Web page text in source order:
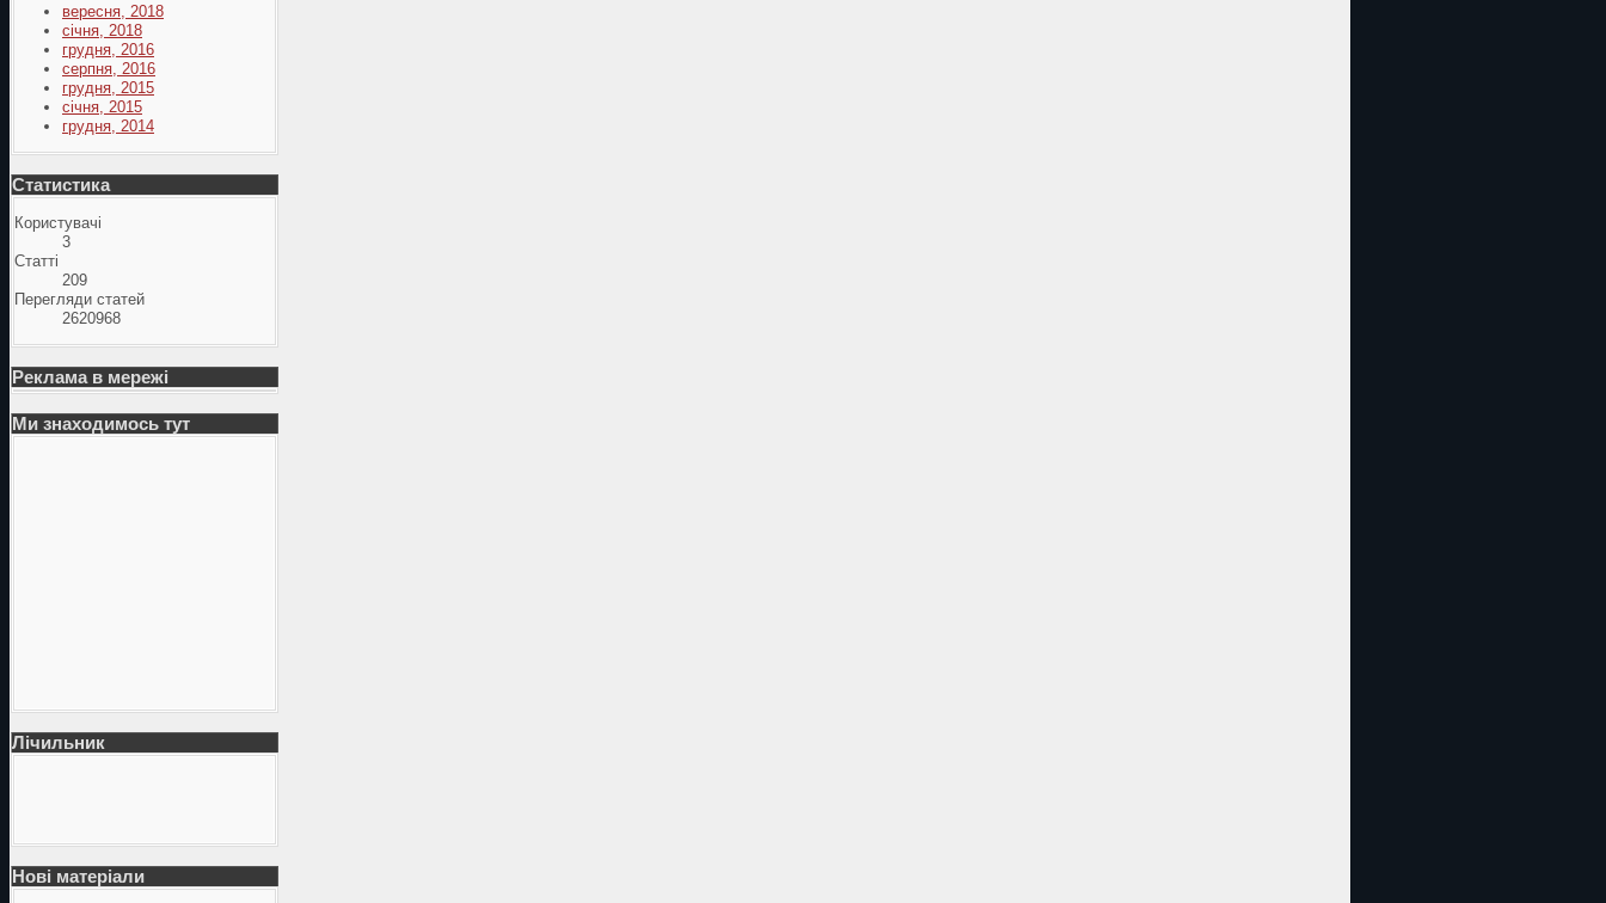
вересня, 2018
січня, 2018
грудня, 2016
серпня, 2016
грудня, 2015
січня, 2015
грудня, 2014
Статистика
Користувачі
3
Статті
209
Перегляди статей
2620968
Реклама в мережі
Ми знаходимось тут
Лічильник
Нові матеріали